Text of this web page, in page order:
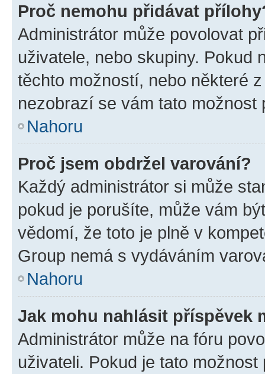
Proč nemohu přidávat
Administrátor může povolovat
uživatele, nebo skupiny. Pokud
těchto možností, nebo některé
nezobrazí se vám tato
Nahoru
Proč jsem obdržel varování?
Každý administrátor si může
pokud je porušíte, může vám
vědomí, že toto je plně v
Group nemá s vydáváním
Nahoru
Jak mohu nahlásit příspěvek
Administrátor může na fóru
uživateli. Pokud je tato